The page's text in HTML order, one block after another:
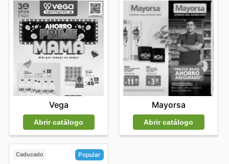
Vega
Abrir catálogo
Mayorsa
Abrir catálogo
Caducado Popular